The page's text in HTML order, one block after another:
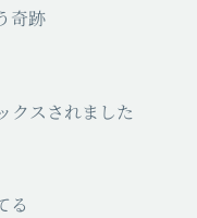
奇跡
クスされました
る